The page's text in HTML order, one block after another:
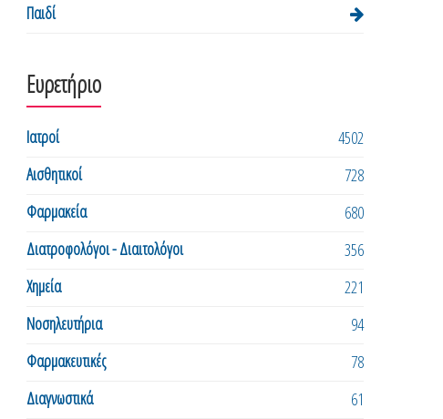
Παιδί
Ευρετήριο
Ιατροί
4502
Αισθητικοί
728
Φαρμακεία
680
Διατροφολόγοι - Διαιτολόγοι
356
Χημεία
221
Νοσηλευτήρια
94
Φαρμακευτικές
78
Διαγνωστικά
61